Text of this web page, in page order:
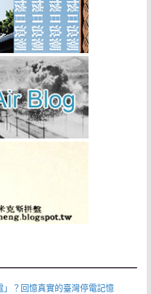
」？回憶真實的臺灣停電記憶